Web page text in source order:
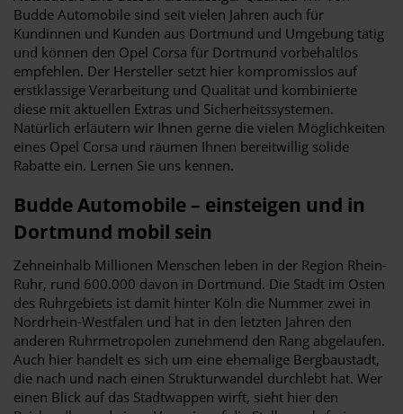
Budde Automobile sind seit vielen Jahren auch für
Kundinnen und Kunden aus Dortmund und Umgebung tätig
und können den Opel Corsa für Dortmund vorbehaltlos
empfehlen. Der Hersteller setzt hier kompromisslos auf
erstklassige Verarbeitung und Qualität und kombinierte
diese mit aktuellen Extras und Sicherheitssystemen.
Natürlich erläutern wir Ihnen gerne die vielen Möglichkeiten
eines Opel Corsa und räumen Ihnen bereitwillig solide
Rabatte ein. Lernen Sie uns kennen.
Budde Automobile – einsteigen und in
Dortmund mobil sein
Zehneinhalb Millionen Menschen leben in der Region Rhein-
Ruhr, rund 600.000 davon in Dortmund. Die Stadt im Osten
des Ruhrgebiets ist damit hinter Köln die Nummer zwei in
Nordrhein-Westfalen und hat in den letzten Jahren den
anderen Ruhrmetropolen zunehmend den Rang abgelaufen.
Auch hier handelt es sich um eine ehemalige Bergbaustadt,
die nach und nach einen Strukturwandel durchlebt hat. Wer
einen Blick auf das Stadtwappen wirft, sieht hier den